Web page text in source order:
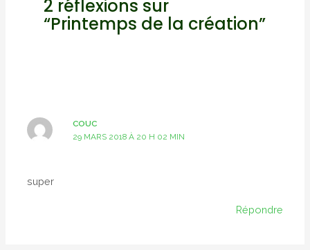
2 réflexions sur
“Printemps de la création”
COUC
29 MARS 2018 À 20 H 02 MIN
super
Répondre